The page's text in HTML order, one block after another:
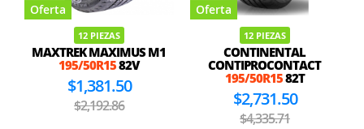
Oferta
12 PIEZAS
MAXTREK MAXIMUS M1
195/50R1582V
$1,381.50
$2,192.86
Oferta
12 PIEZAS
CONTINENTAL
CONTIPROCONTACT
195/50R1582T
$2,731.50
$4,335.71